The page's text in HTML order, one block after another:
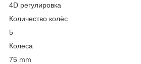
4D регулировка
Количество колёс
5
Колеса
75 mm